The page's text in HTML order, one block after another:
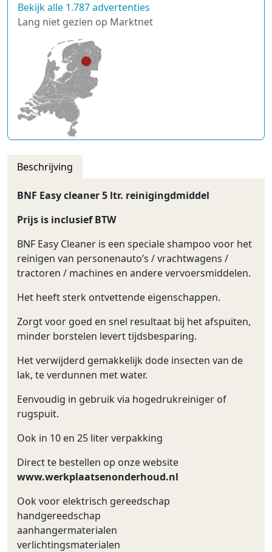
Bekijk alle 1.787 advertenties
Lang niet gezien op Marktnet
Beschrijving
BNF Easy cleaner 5 ltr. reinigingdmiddel
Prijs is inclusief BTW
BNF Easy Cleaner is een speciale shampoo voor het
reinigen van personenauto’s / vrachtwagens /
tractoren / machines en andere vervoersmiddelen.
Het heeft sterk ontvettende eigenschappen.
Zorgt voor goed en snel resultaat bij het afspuiten,
minder borstelen levert tijdsbesparing.
Het verwijderd gemakkelijk dode insecten van de
lak, te verdunnen met water.
Eenvoudig in gebruik via hogedrukreiniger of
rugspuit.
Ook in 10 en 25 liter verpakking
Direct te bestellen op onze website
www.werkplaatsenonderhoud.nl
Ook voor elektrisch gereedschap
handgereedschap
aanhangermaterialen
verlichtingsmaterialen